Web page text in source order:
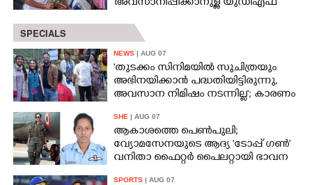
അവസാനിപ്പിക്കാനുള്ള യുഡിഎഫ്
SPECIALS
NEWS | AUG 07
'തുടക്കം സിനിമയിൽ സുചിത്രയും
അഭിനയിക്കാൻ പദ്ധതിയിട്ടിരുന്നു,​
അവസാന നിമിഷം നടന്നില്ല'; കാരണം
SHE | AUG 07
ആകാശത്തെ പെൺപുലി;
വ്യോമസേനയുടെ ആദ്യ 'ടോപ്പ് ഗൺ'
വനിതാ ഫൈറ്റർ പൈലറ്റായി ഭാവന
SPORTS | AUG 07